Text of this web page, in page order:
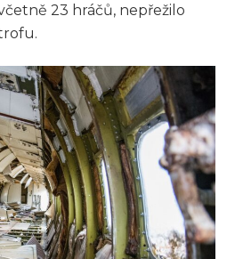
23 hráčů, nepřežilo